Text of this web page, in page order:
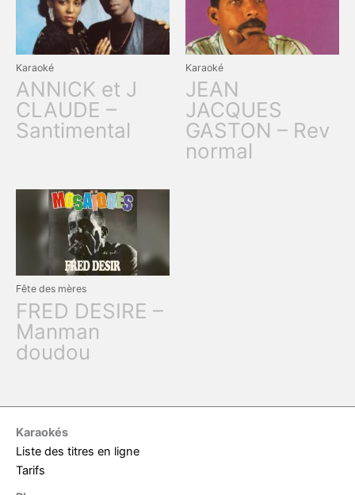
Karaoké
ANNICK et J
CLAUDE –
Santimental
Karaoké
JEAN
JACQUES
GASTON – Rev
normal
Fête des mères
FRED DESIRE –
Manman
doudou
Karaokés
Liste des titres en ligne
Tarifs